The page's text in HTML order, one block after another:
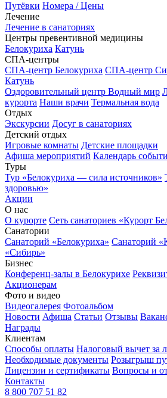
Путёвки Номера / Цены
Лечение
Лечение в санаториях
Центры превентивной медицины
Белокуриха Катунь
СПА-центры
СПА-центр Белокуриха СПА-центр
Катунь
Оздоровительный центр Водный мир
курорта Наши врачи Термальная вода
Отдых
Экскурсии Досуг в санаториях
Детский отдых
Игровые комнаты Детские площадки
Афиша мероприятий Календарь
Туры
Тур «Белокуриха — сила источников»
здоровью»
Акции
О нас
О курорте Сеть санаториев «Курорт
Санатории
Санаторий «Белокуриха» Санаторий
«Сибирь»
Бизнес
Конференц-залы в Белокурихе
Акционерам
Фото и видео
Видеогалерея Фотоальбом
Новости Афиша Статьи Отзывы
Награды
Клиентам
Способы оплаты Налоговый вычет за
Необходимые документы Розыгрыш
Лицензии и сертификаты Вопросы и
Контакты
8 800 707 51 82